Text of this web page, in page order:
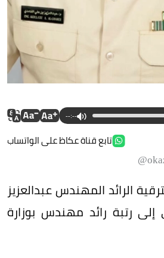
--:--
تابع قناة عكاظ على الواتساب
الرائد المهندس عبدالعزيز
رتبة رائد مهندس بوزارة